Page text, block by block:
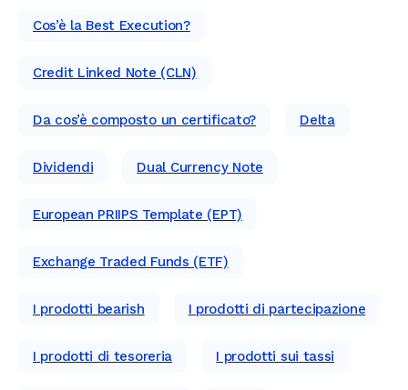
Cos’è la Best Execution?
Credit Linked Note (CLN)
Da cos’è composto un certificato? Delta
Dividendi Dual Currency Note
European PRIIPS Template (EPT)
Exchange Traded Funds (ETF)
I prodotti bearish I prodotti di partecipazione
I prodotti di tesoreria I prodotti sui tassi